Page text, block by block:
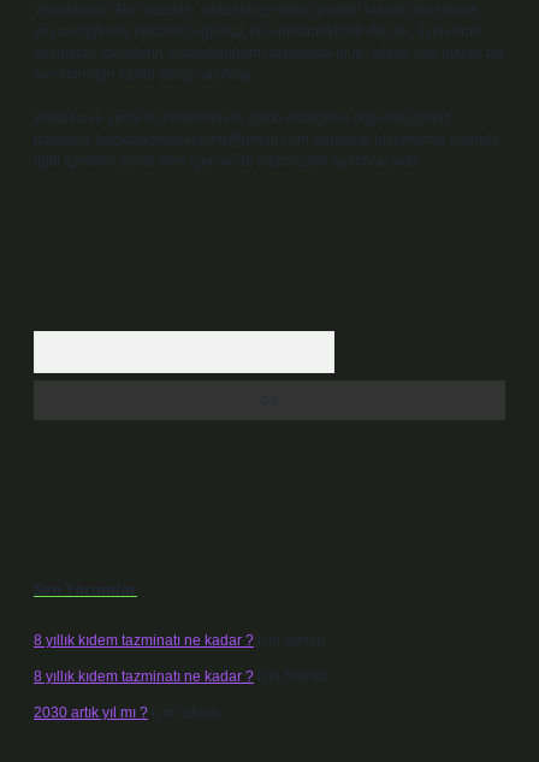
vermektedir. Bu nedenle, sitedeki içerikleri proaktif olarak denetleme
veya araştırma yükümlülüğümüz bulunmamaktadır. Ancak, üyelerimiz
yazdıkları içeriklerin sorumluluğunu taşımakta olup, siteye üye olarak bu
sorumluluğu kabul etmiş sayılırlar.
Hukuka ve yasal düzenlemelere aykırı olduğunu düşündüğünüz
içerikleri,
backlinkpanelicomtr@gmail.com adresine bildirmeniz halinde,
ilgili içerikler yasal süre içerisinde sitemizden kaldırılacaktır.
Son Yorumlar
8 yıllık kıdem tazminatı ne kadar ? için admin
8 yıllık kıdem tazminatı ne kadar ? için Nazan
2030 artık yıl mı ? için admin